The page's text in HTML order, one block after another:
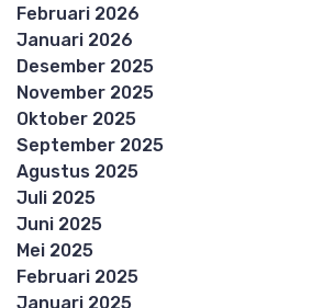
Februari 2026
Januari 2026
Desember 2025
November 2025
Oktober 2025
September 2025
Agustus 2025
Juli 2025
Juni 2025
Mei 2025
Februari 2025
Januari 2025